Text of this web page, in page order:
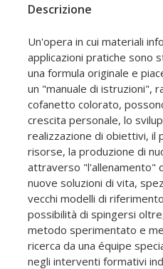
Descrizione
Un'opera in cui materiali
applicazioni pratiche sono
una formula originale e
un "manuale di istruzioni",
cofanetto colorato,
crescita personale, lo
realizzazione di obiettivi, il
risorse, la produzione di
attraverso "l'allenamento"
nuove soluzioni di vita,
vecchi modelli di
possibilità di spingersi
metodo sperimentato e
ricerca da una équipe
negli interventi formativi